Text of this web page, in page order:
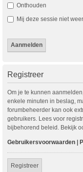
Onthouden
Mij deze sessie niet
Registreer
Om je te kunnen
enkele minuten in beslag,
forumbeheerder kan ook
gebruikers. Lees voor
bijbehorend beleid. Bekijk
Gebruikersvoorwaarden |
Registreer